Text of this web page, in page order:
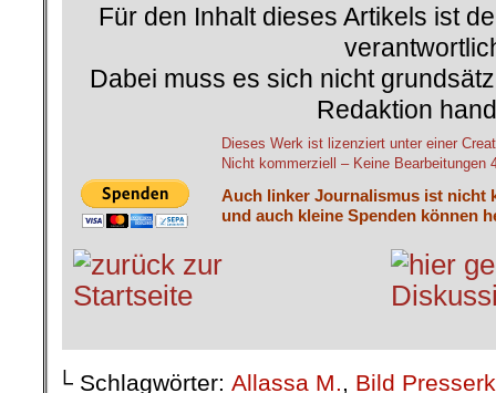
Für den Inhalt dieses Artikels ist
Dabei muss es sich nicht
Redaktion
Dieses Werk ist lizenziert unter einer
Nicht kommerziell – Keine Bearbeitungen
Auch linker Journalismus ist nicht
und auch kleine Spenden können